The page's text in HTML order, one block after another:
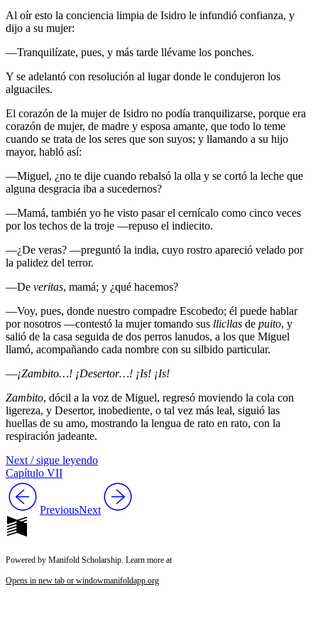
Al oír esto la conciencia limpia de Isidro le infundió confianza, y
dijo a su mujer:
—Tranquilízate, pues, y más tarde llévame los ponches.
Y se adelantó con resolución al lugar donde le condujeron los
alguaciles.
El corazón de la mujer de Isidro no podía tranquilizarse, porque era
corazón de mujer, de madre y esposa amante, que todo lo teme
cuando se trata de los seres que son suyos; y llamando a su hijo
mayor, habló así:
—Miguel, ¿no te dije cuando rebalsó la olla y se cortó la leche que
alguna desgracia iba a sucedernos?
—Mamá, también yo he visto pasar el cernícalo como cinco veces
por los techos de la troje —repuso el indiecito.
—¿De veras? —preguntó la india, cuyo rostro apareció velado por
la palidez del terror.
—De veritas, mamá; y ¿qué hacemos?
—Voy, pues, donde nuestro compadre Escobedo; él puede hablar
por nosotros —contestó la mujer tomando sus llicllas de puito, y
salió de la casa seguida de dos perros lanudos, a los que Miguel
llamó, acompañando cada nombre con su silbido particular.
—¡Zambito…! ¡Desertor…! ¡Is! ¡Is!
Zambito, dócil a la voz de Miguel, regresó moviendo la cola con
ligereza, y Desertor, inobediente, o tal vez más leal, siguió las
huellas de su amo, mostrando la lengua de rato en rato, con la
respiración jadeante.
Next / sigue leyendo
Capítulo VII
PreviousNext
Powered by Manifold Scholarship. Learn more at
Opens in new tab or windowmanifoldapp.org